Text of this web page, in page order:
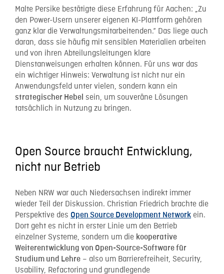
Malte Persike bestätigte diese Erfahrung für Aachen: „Zu
den Power-Usern unserer eigenen KI-Plattform gehören
ganz klar die Verwaltungsmitarbeitenden.“ Das liege auch
daran, dass sie häufig mit sensiblen Materialien arbeiten
und von ihren Abteilungsleitungen klare
Dienstanweisungen erhalten können. Für uns war das
ein wichtiger Hinweis: Verwaltung ist nicht nur ein
Anwendungsfeld unter vielen, sondern kann ein
strategischer Hebel sein, um souveräne Lösungen
tatsächlich in Nutzung zu bringen.
Open Source braucht Entwicklung,
nicht nur Betrieb
Neben NRW war auch Niedersachsen indirekt immer
wieder Teil der Diskussion. Christian Friedrich brachte die
Perspektive des Open Source Development Network ein.
Dort geht es nicht in erster Linie um den Betrieb
einzelner Systeme, sondern um die kooperative
Weiterentwicklung von Open-Source-Software für
Studium und Lehre – also um Barrierefreiheit, Security,
Usability, Refactoring und grundlegende